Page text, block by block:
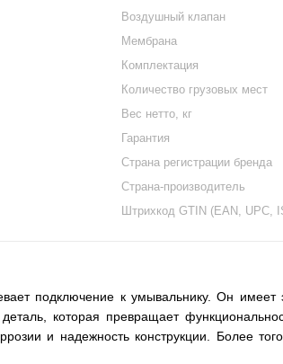
Воздушный клапан
Мембрана
Комплектация
Количество грузовых мест
Вес нетто, кг
Гарантия
Страна регистрации бренда
Страна-производитель
Штрихкод GTIN (EAN, UPC,
подключение к умывальнику. Он
которая превращает
и надежность конструкции. Более